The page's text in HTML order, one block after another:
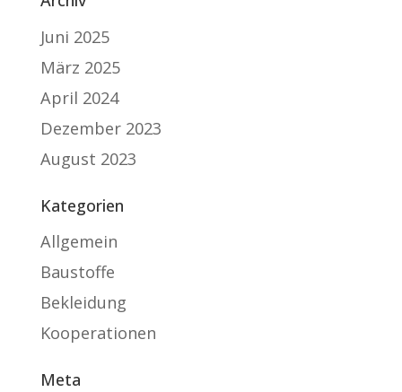
Juni 2025
März 2025
April 2024
Dezember 2023
August 2023
Kategorien
Allgemein
Baustoffe
Bekleidung
Kooperationen
Meta